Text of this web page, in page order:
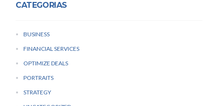
CATEGORIAS
BUSINESS
FINANCIAL SERVICES
OPTIMIZE DEALS
PORTRAITS
STRATEGY